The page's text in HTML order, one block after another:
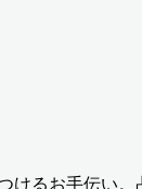
けるお手伝い